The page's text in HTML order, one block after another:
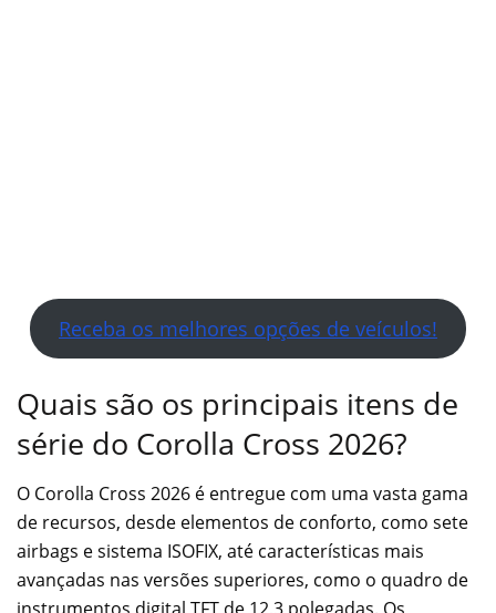
Receba os melhores opções de veículos!
Quais são os principais itens de
série do Corolla Cross 2026?
O Corolla Cross 2026 é entregue com uma vasta gama
de recursos, desde elementos de conforto, como sete
airbags e sistema ISOFIX, até características mais
avançadas nas versões superiores, como o quadro de
instrumentos digital TFT de 12,3 polegadas. Os